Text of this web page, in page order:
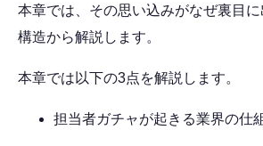
本章では、その思い込みがなぜ裏目
構造から解説します。
本章では以下の3点を解説します。
担当者ガチャが起きる業界の仕